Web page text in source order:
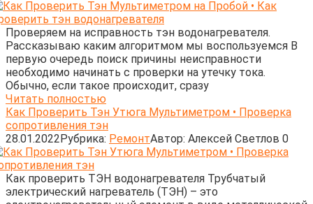
Проверяем на исправность тэн водонагревателя.
Рассказываю каким алгоритмом мы воспользуемся В
первую очередь поиск причины неисправности
необходимо начинать с проверки на утечку тока.
Обычно, если такое происходит, сразу
Читать полностью
Как Проверить Тэн Утюга Мультиметром • Проверка
сопротивления тэн
28.01.2022Рубрика: РемонтАвтор: Алексей Светлов 0
Как проверить ТЭН водонагревателя Трубчатый
электрический нагреватель (ТЭН) – это